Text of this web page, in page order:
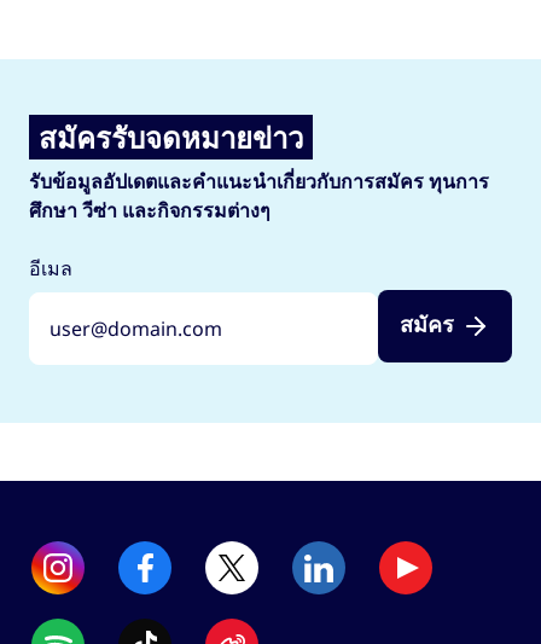
สมัครรับจดหมายข่าว
รับข้อมูลอัปเดตและคำแนะนำเกี่ยวกับการสมัคร ทุนการ
ศึกษา วีซ่า และกิจกรรมต่างๆ
อีเมล
สมัคร